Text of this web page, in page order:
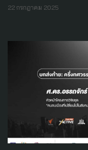
22 กรกฎาคม 2025